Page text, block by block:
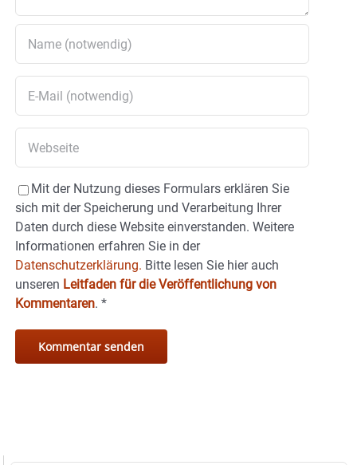
Mit der Nutzung dieses Formulars erklären Sie
sich mit der Speicherung und Verarbeitung Ihrer
Daten durch diese Website einverstanden. Weitere
Informationen erfahren Sie in der
Datenschutzerklärung. Bitte lesen Sie hier auch
unseren Leitfaden für die Veröffentlichung von
Kommentaren. *